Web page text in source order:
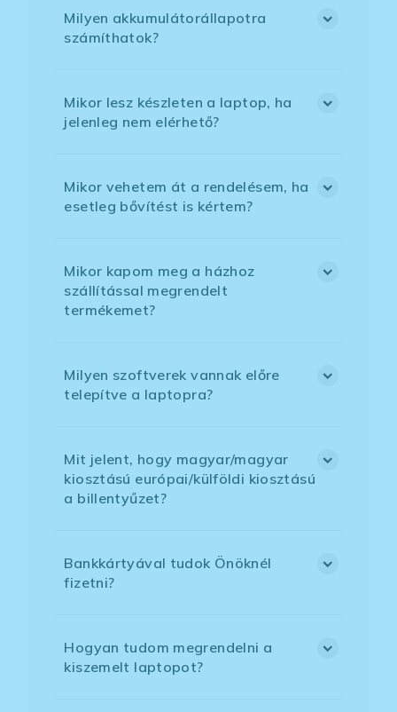
Milyen akkumulátorállapotra
számíthatok?
Mikor lesz készleten a laptop, ha
jelenleg nem elérhető?
Mikor vehetem át a rendelésem, ha
esetleg bővítést is kértem?
Mikor kapom meg a házhoz
szállítással megrendelt
termékemet?
Milyen szoftverek vannak előre
telepítve a laptopra?
Mit jelent, hogy magyar/magyar
kiosztású európai/külföldi kiosztású
a billentyűzet?
Bankkártyával tudok Önöknél
fizetni?
Hogyan tudom megrendelni a
kiszemelt laptopot?